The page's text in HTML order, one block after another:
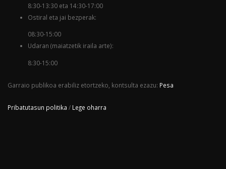
8:30-13:30 eta 14:30-17:00
Ostiral eta jai bezperak:
08:30-15:00
Udaran (maiatzetik iraila arte):
8:30-15:00
Garraio publikoa erabiliz etortzeko, kontsulta ezazu: Pesa
Pribatutasun politika / Lege oharra